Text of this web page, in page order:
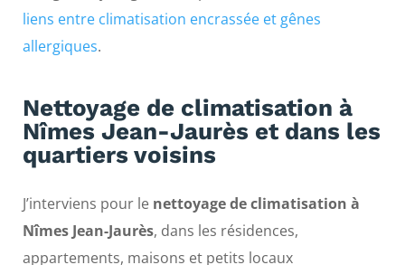
liens entre climatisation encrassée et gênes
allergiques.
Nettoyage de climatisation à
Nîmes Jean-Jaurès et dans les
quartiers voisins
J’interviens pour le nettoyage de climatisation à
Nîmes Jean-Jaurès, dans les résidences,
appartements, maisons et petits locaux